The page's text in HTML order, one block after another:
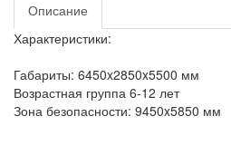
Описание
Характеристики:
Габариты: 6450x2850x5500 мм
Возрастная группа 6-12 лет
Зона безопасности: 9450x5850 мм